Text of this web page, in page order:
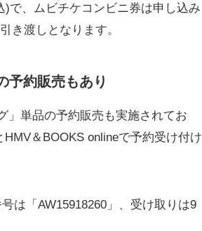
で、ムビチケコンビニ券は申し込み
き渡しとなります。
予約販売もあり
単品の予約販売も実施されてお
＆BOOKS onlineで予約受け付け
は「AW15918260」、受け取りは9